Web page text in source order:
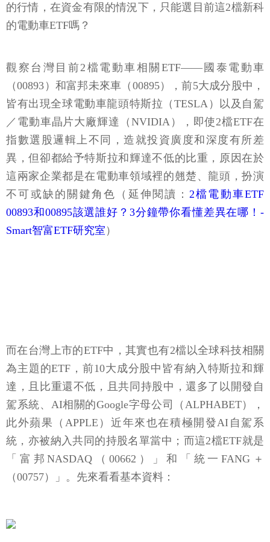
的行情，在資金有限的情況下，只能選目前這2檔新科
的電動車ETF嗎？
觀察台灣目前2檔電動車相關ETF——國泰電動車
（00893）和富邦未來車（00895），前5大成分股中，
皆有出現全球電動車龍頭特斯拉（TESLA）以及自駕
／電動車晶片大廠輝達（NVIDIA），即使2檔ETF在
指數選股邏輯上不同，造就投資廣度和深度有所差
異，但卻都給予特斯拉和輝達不低的比重，原因在於
這兩家企業都是在電動車領域裡的翹楚、龍頭，扮演
不可或缺的關鍵角色（延伸閱讀： 2檔電動車ETF
00893和00895該選誰好？3分鐘帶你看懂差異在哪！-
Smart智富ETF研究室 ）
而在台灣上市的ETF中，其實也有2檔以全球科技相關
為主題的ETF，前10大成分股中皆有納入特斯拉和輝
達，且比重還不低，且共同持股中，還多了以開發自
駕系統、AI相關的Google字母公司（ALPHABET），
此外蘋果（APPLE）近年來也在積極開發AI自駕系
統，亦被納入共同的持股名單當中；而這2檔ETF就是
「富邦NASDAQ（00662）」和「統一FANG＋
（00757）」。先來看看基本資料：